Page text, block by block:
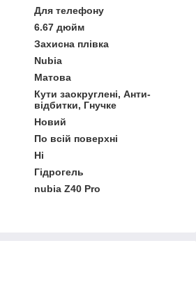
Для телефону
6.67 дюйм
Захисна плівка
Nubia
Матова
Кути заокруглені, Анти-
відбитки, Гнучке
Новий
По всій поверхні
Ні
Гідрогель
nubia Z40 Pro